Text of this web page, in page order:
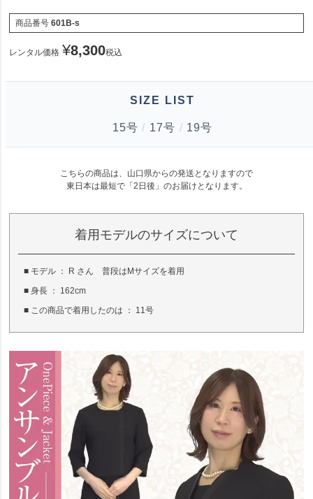
商品番号 601B-s
レンタル価格 ¥8,300税込
SIZE LIST
15号 / 17号 / 19号
こちらの商品は、山口県からの発送となりますので
東日本は最短で「 2日後 」のお届けとなります。
着用モデルのサイズについて
■ モデル ： R さん 普段はMサイズを着用
■ 身長 ： 162cm
■ この商品で着用したのは ： 11号